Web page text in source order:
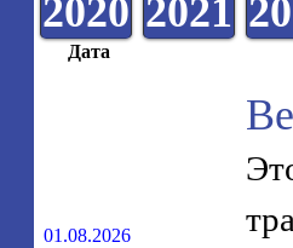
2020 2021
Дата
01.08.2026